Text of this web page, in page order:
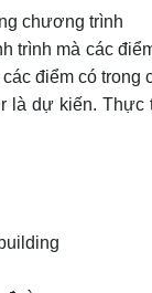
chương trình
trình mà các
điểm có trong
là dự kiến. Thực